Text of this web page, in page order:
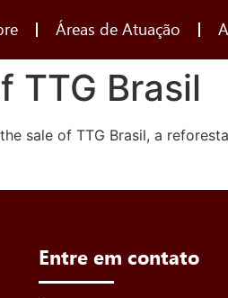
Áreas de Atuação
TTG Brasil
sale of TTG Brasil, a
Entre em contato